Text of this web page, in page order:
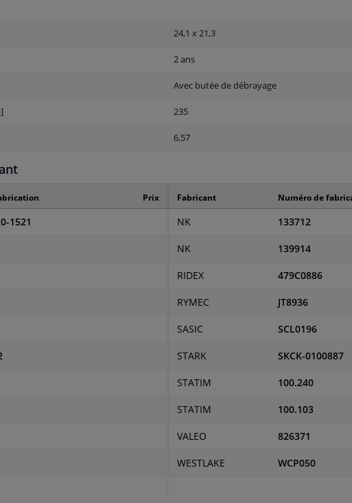
24,1 x 21,3
2 ans
Avec butée de débrayage
235
6,57
Prix
1521
Fabricant Numéro de
NK 133712
NK 139914
RIDEX 479C0886
RYMEC JT8936
SASIC SCL0196
STARK SKCK-0100887
STATIM 100.240
STATIM 100.103
VALEO 826371
WESTLAKE WCP050